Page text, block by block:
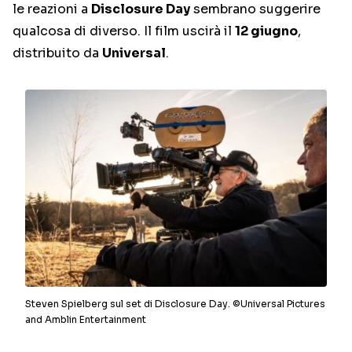
le reazioni a Disclosure Daysembrano suggerire
qualcosa di diverso. Il film uscirà il 12 giugno,
distribuito da Universal.
Steven Spielberg sul set di Disclosure Day. ©Universal Pictures
and Amblin Entertainment